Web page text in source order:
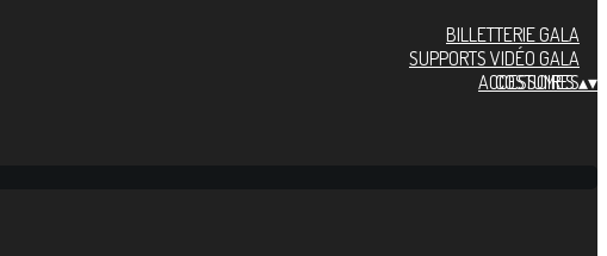
BILLETTERIE GALA
SUPPORTS VIDÉO GALA
ACCESSOIRES
COSTUMES▴▾